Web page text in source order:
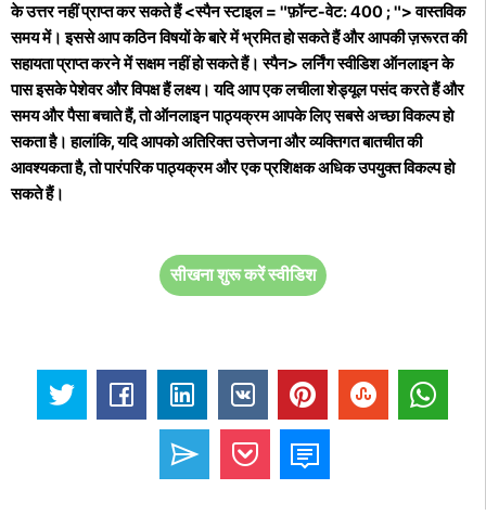
के उत्तर नहीं प्राप्त कर सकते हैं<स्पैन स्टाइल = "फ़ॉन्ट-वेट: 400 ; "> वास्तविक
समय में। इससे आप कठिन विषयों के बारे में भ्रमित हो सकते हैं और आपकी ज़रूरत की
सहायता प्राप्त करने में सक्षम नहीं हो सकते हैं। स्पैन>लर्निंग स्वीडिश ऑनलाइन के
पास इसके पेशेवर और विपक्ष हैं लक्ष्य। यदि आप एक लचीला शेड्यूल पसंद करते हैं और
समय और पैसा बचाते हैं, तो ऑनलाइन पाठ्यक्रम आपके लिए सबसे अच्छा विकल्प हो
सकता है। हालांकि, यदि आपको अतिरिक्त उत्तेजना और व्यक्तिगत बातचीत की
आवश्यकता है, तो पारंपरिक पाठ्यक्रम और एक प्रशिक्षक अधिक उपयुक्त विकल्प हो
सकते हैं।
सीखना शुरू करें स्वीडिश